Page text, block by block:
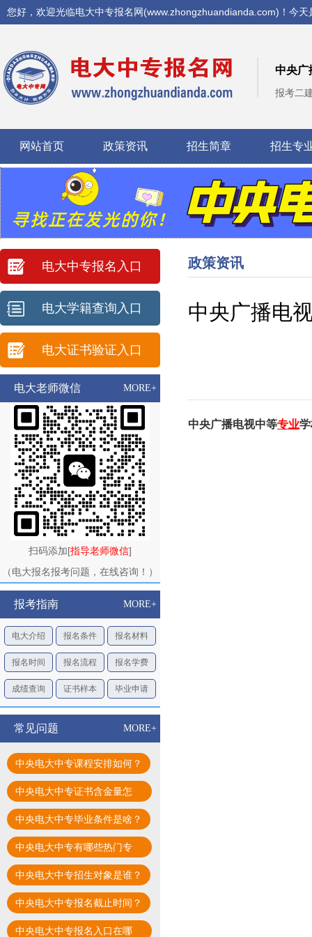
您好，欢迎光临电大中专报名网(www.zhongzhuandianda.com)！今天
中央广
报考二
网站首页 政策资讯 招生简章 招生专
电大中专报名入口
电大学籍查询入口
电大证书验证入口
电大老师微信 MORE+
扫码添加[指导老师微信]
（电大报名报考问题，在线咨询！）
报考指南 MORE+
电大介绍 报名条件 报名材料
报名时间 报名流程 报名学费
成绩查询 证书样本 毕业申请
常见问题 MORE+
中央电大中专课程安排如何？
中央电大中专证书含金量怎
样？
中央电大中专毕业条件是啥？
中央电大中专有哪些热门专
业？
中央电大中专招生对象是谁？
中央电大中专报名截止时间？
中央电大中专报名入口在哪
政策资讯
中央广播电
中央广播电视中等专业